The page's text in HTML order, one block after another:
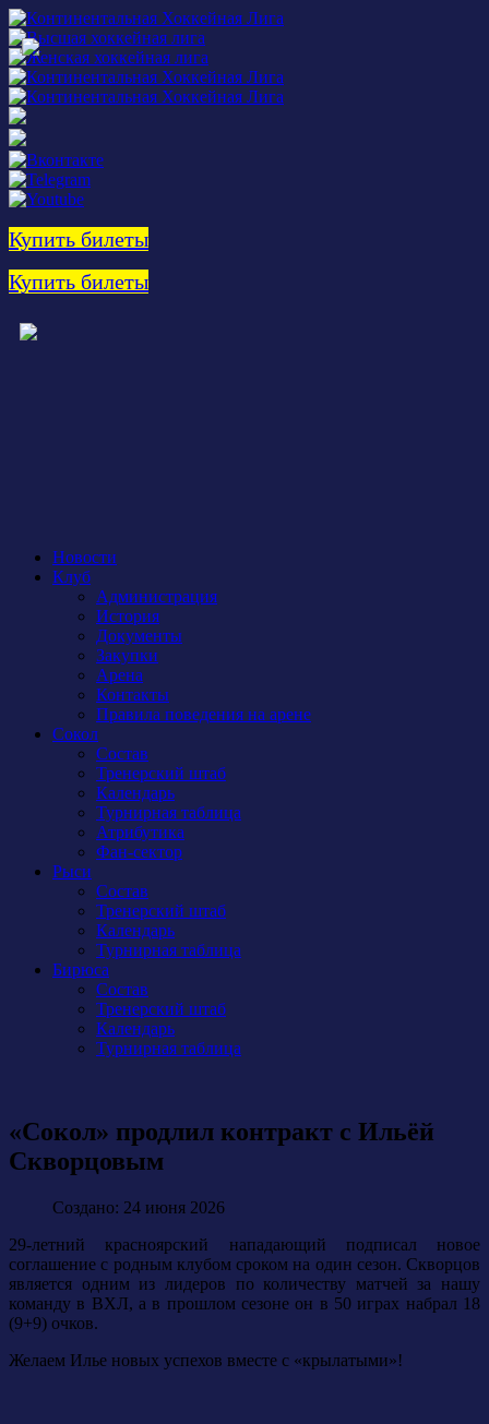
Купить билеты
Купить билеты
Новости
Клуб
Администрация
История
Документы
Закупки
Арена
Контакты
Правила поведения на арене
Сокол
Состав
Тренерский штаб
Календарь
Турнирная таблица
Атрибутика
Фан-сектор
Рыси
Состав
Тренерский штаб
Календарь
Турнирная таблица
Бирюса
Состав
Тренерский штаб
Календарь
Турнирная таблица
«Сокол» продлил контракт с Ильёй
Скворцовым
Создано: 24 июня 2026
29-летний красноярский нападающий подписал новое
соглашение с родным клубом сроком на один сезон. Скворцов
является одним из лидеров по количеству матчей за нашу
команду в ВХЛ, а в прошлом сезоне он в 50 играх набрал 18
(9+9) очков.
Желаем Илье новых успехов вместе с «крылатыми»!